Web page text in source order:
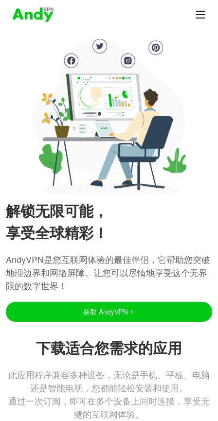
解锁无限可能，
享受全球精彩！
AndyVPN是您互联网体验的最佳伴侣，它帮助您突破
地理边界和网络屏障。让您可以尽情地享受这个无界
限的数字世界！
获取 AndyVPN
下载适合您需求的应用
此应用程序兼容多种设备，无论是手机、平板、电脑
还是智能电视，您都能轻松安装和使用。
通过一次订阅，即可在多个设备上同时连接，享受无
缝的互联网体验。